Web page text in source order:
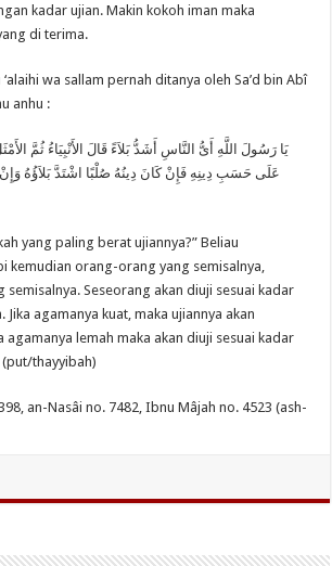
kadar ujian. Makin kokoh iman maka
di terima.
wa sallam pernah ditanya oleh Sa’d bin Abî
anhu :
يَا رَسُولَ اللَّهِ أَىُّ النَّاسِ أَشَدُّ بَلاَءً قَالَ الأَنْبِيَاءُ ثُمَّ
عَلَى حَسَبِ دِينِهِ فَإِنْ كَانَ دِينُهُ صُلْبًا اشْتَدَّ بَلاَؤُهُ
yang paling berat ujiannya?” Beliau
kemudian orang-orang yang semisalnya,
semisalnya. Seseorang akan diuji sesuai kadar
Jika agamanya kuat, maka ujiannya akan
agamanya lemah maka akan diuji sesuai kadar
(put/thayyibah)
an-Nasâi no. 7482, Ibnu Mâjah no. 4523 (ash-